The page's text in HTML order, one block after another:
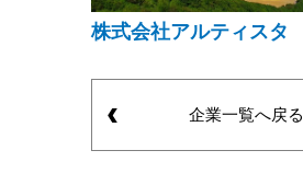
株式会社アルティスタ
企業一覧へ戻る